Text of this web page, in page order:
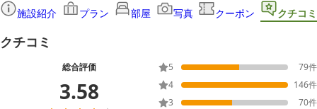
施設紹介 プラン 部屋 写真 クーポン クチコミ
クチコミ
総合評価
3.58
5 79件
4
146件
3
70件